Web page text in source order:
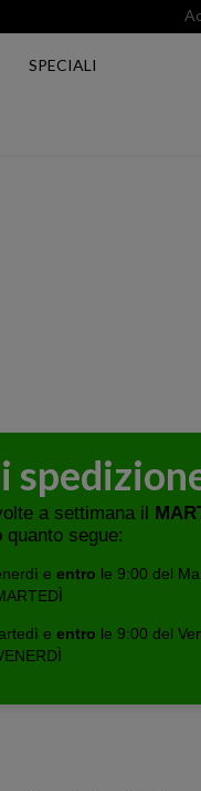
SPECIALI
a settimana il
quanto segue:
eentro le 9:00 del
eentro le 9:00 del